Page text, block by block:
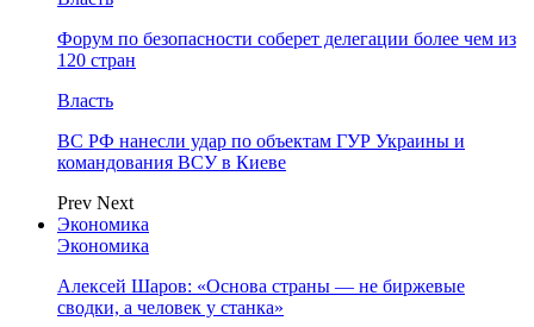
Форум по безопасности соберет делегации более чем из
120 стран
Власть
ВС РФ нанесли удар по объектам ГУР Украины и
командования ВСУ в Киеве
Prev Next
Экономика
Экономика
Алексей Шаров: «Основа страны — не биржевые
сводки, а человек у станка»